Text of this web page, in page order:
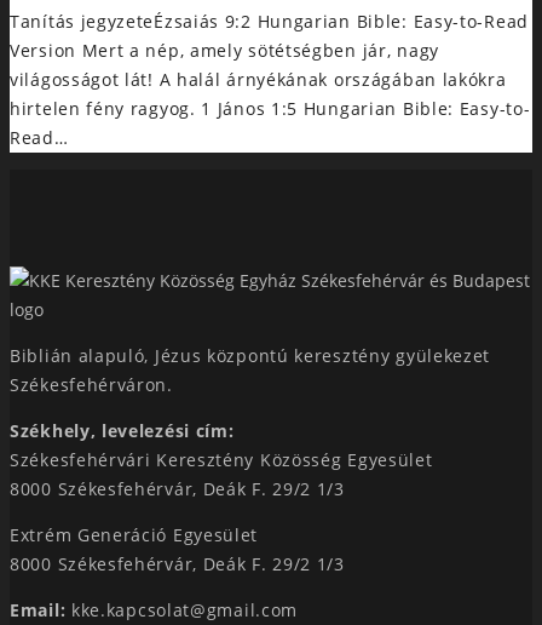
Tanítás jegyzeteÉzsaiás 9:2 Hungarian Bible: Easy-to-Read
Version Mert a nép, amely sötétségben jár, nagy
világosságot lát! A halál árnyékának országában lakókra
hirtelen fény ragyog. 1 János 1:5 Hungarian Bible: Easy-to-
Read…
Biblián alapuló, Jézus központú keresztény gyülekezet
Székesfehérváron.
Székhely, levelezési cím:
Székesfehérvári Keresztény Közösség Egyesület
8000 Székesfehérvár, Deák F. 29/2 1/3
Extrém Generáció Egyesület
8000 Székesfehérvár, Deák F. 29/2 1/3
Email: kke.kapcsolat@gmail.com